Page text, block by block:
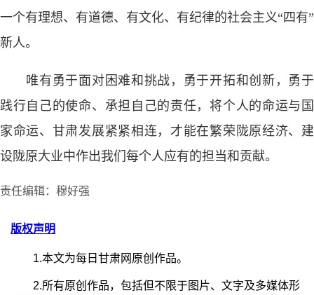
一个有理想、有道德、有文化、有纪律的社会主义“四有”
新人。
唯有勇于面对困难和挑战，勇于开拓和创新，勇于
践行自己的使命、承担自己的责任，将个人的命运与国
家命运、甘肃发展紧紧相连，才能在繁荣陇原经济、建
设陇原大业中作出我们每个人应有的担当和贡献。
责任编辑：穆好强
版权声明
1.本文为每日甘肃网原创作品。
2.所有原创作品，包括但不限于图片、文字及多媒体形